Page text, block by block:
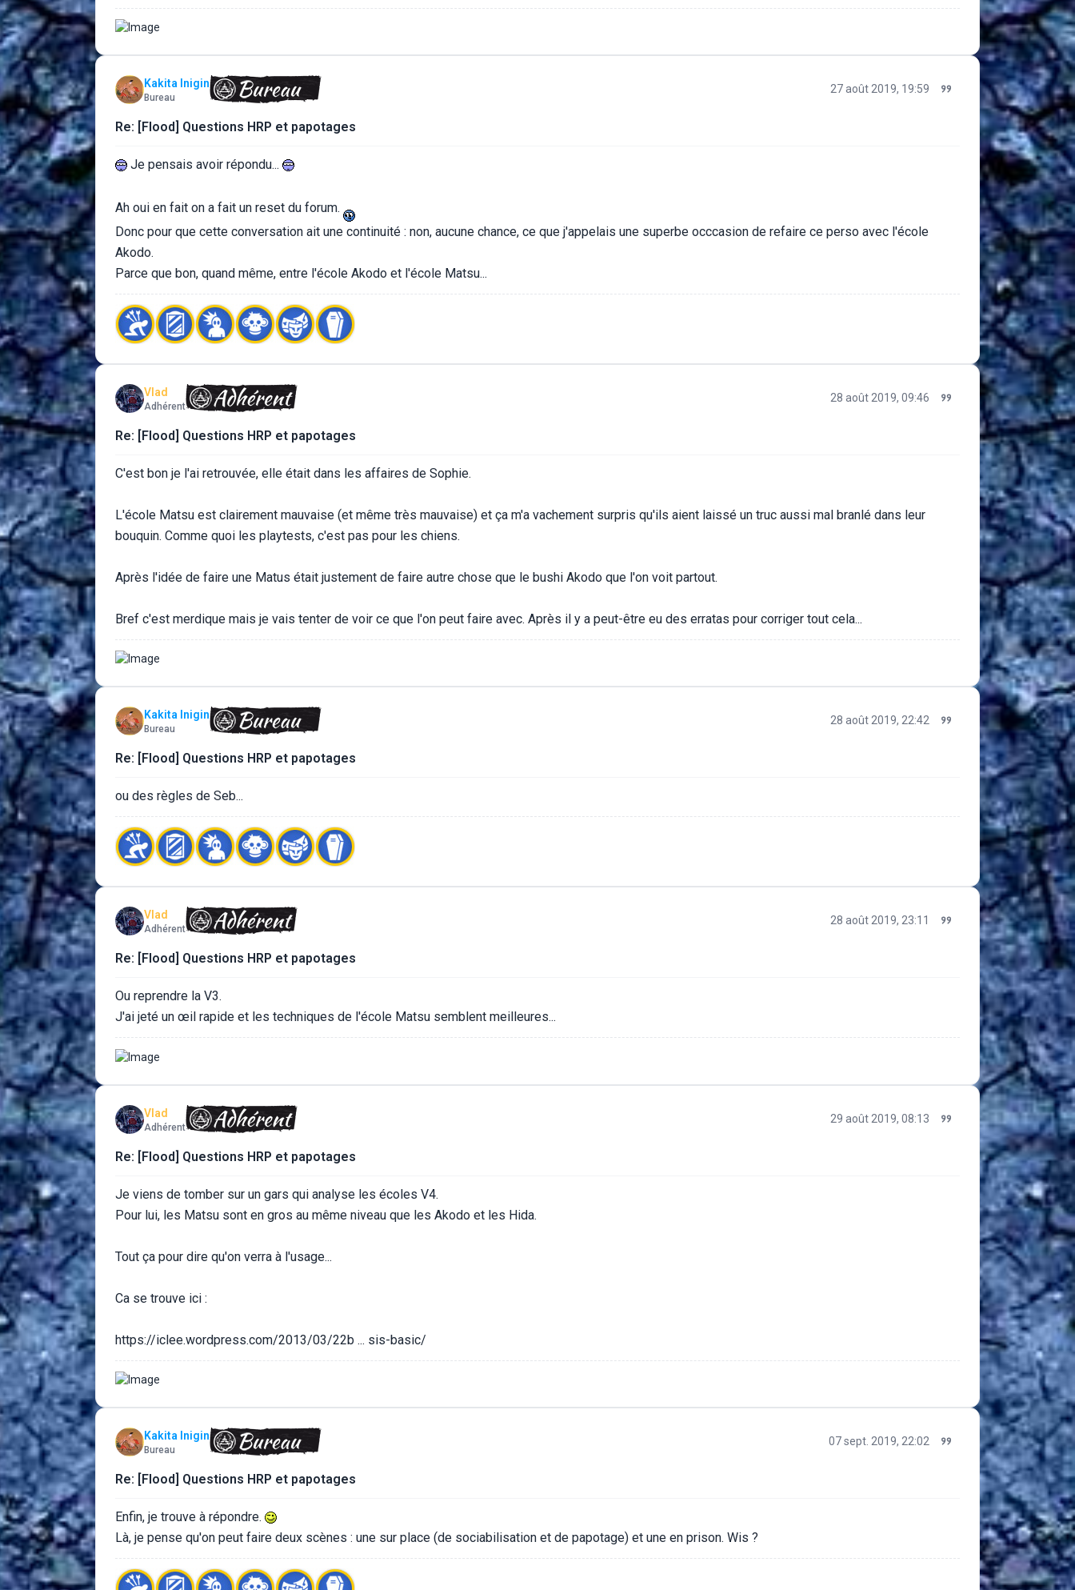
Kakita Inigin
Bureau
27 août 2019, 19:59
Re: [Flood] Questions HRP et papotages
Je pensais avoir répondu...
Ah oui en fait on a fait un reset du forum.
Donc pour que cette conversation ait une continuité : non, aucune chance, ce que j'appelais une superbe occcasion de refaire ce perso avec l'école
Akodo.
Parce que bon, quand même, entre l'école Akodo et l'école Matsu...
Vlad
Adhérent
28 août 2019, 09:46
Re: [Flood] Questions HRP et papotages
C'est bon je l'ai retrouvée, elle était dans les affaires de Sophie.
L'école Matsu est clairement mauvaise (et même très mauvaise) et ça m'a vachement surpris qu'ils aient laissé un truc aussi mal branlé dans leur
bouquin. Comme quoi les playtests, c'est pas pour les chiens.
Après l'idée de faire une Matus était justement de faire autre chose que le bushi Akodo que l'on voit partout.
Bref c'est merdique mais je vais tenter de voir ce que l'on peut faire avec. Après il y a peut-être eu des erratas pour corriger tout cela...
Kakita Inigin
Bureau
28 août 2019, 22:42
Re: [Flood] Questions HRP et papotages
ou des règles de Seb...
Vlad
Adhérent
28 août 2019, 23:11
Re: [Flood] Questions HRP et papotages
Ou reprendre la V3.
J'ai jeté un œil rapide et les techniques de l'école Matsu semblent meilleures...
Vlad
Adhérent
29 août 2019, 08:13
Re: [Flood] Questions HRP et papotages
Je viens de tomber sur un gars qui analyse les écoles V4.
Pour lui, les Matsu sont en gros au même niveau que les Akodo et les Hida.
Tout ça pour dire qu'on verra à l'usage...
Ca se trouve ici :
https://iclee.wordpress.com/2013/03/22b ... sis-basic/
Kakita Inigin
Bureau
07 sept. 2019, 22:02
Re: [Flood] Questions HRP et papotages
Enfin, je trouve à répondre.
Là, je pense qu'on peut faire deux scènes : une sur place (de sociabilisation et de papotage) et une en prison. Wis ?